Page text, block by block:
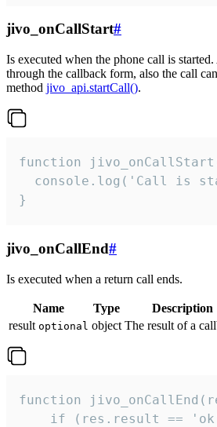
jivo_onCallStart#
Is executed when the phone call is
through the callback form, also the call
method jivo_api.startCall().
function
console.log('Call is
}
jivo_onCallEnd#
Is executed when a return call ends.
Name Type
Description
result optional object The result of a
function
if (res.result ==